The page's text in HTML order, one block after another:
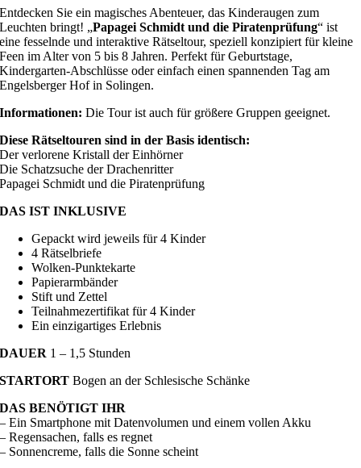
Entdecken Sie ein magisches Abenteuer, das Kinderaugen zum
Leuchten bringt! „Papagei Schmidt und die Piratenprüfung“ ist
eine fesselnde und interaktive Rätseltour, speziell konzipiert für kleine
Feen im Alter von 5 bis 8 Jahren. Perfekt für Geburtstage,
Kindergarten-Abschlüsse oder einfach einen spannenden Tag am
Engelsberger Hof in Solingen.
Informationen: Die Tour ist auch für größere Gruppen geeignet.
Diese Rätseltouren sind in der Basis identisch:
Der verlorene Kristall der Einhörner
Die Schatzsuche der Drachenritter
Papagei Schmidt und die Piratenprüfung
DAS IST INKLUSIVE
Gepackt wird jeweils für 4 Kinder
4 Rätselbriefe
Wolken-Punktekarte
Papierarmbänder
Stift und Zettel
Teilnahmezertifikat für 4 Kinder
Ein einzigartiges Erlebnis
DAUER 1 – 1,5 Stunden
STARTORT Bogen an der Schlesische Schänke
DAS BENÖTIGT IHR
– Ein Smartphone mit Datenvolumen und einem vollen Akku
– Regensachen, falls es regnet
– Sonnencreme, falls die Sonne scheint